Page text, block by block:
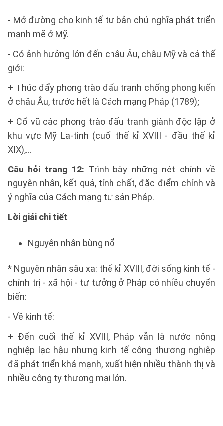
- Mở đường cho kinh tế tư bản chủ nghĩa phát triển
mạnh mẽ ở Mỹ.
- Có ảnh hưởng lớn đến châu Âu, châu Mỹ và cả thế
giới:
+ Thúc đẩy phong trào đấu tranh chống phong kiến
ở châu Âu, trước hết là Cách mạng Pháp (1789);
+ Cổ vũ các phong trào đấu tranh giành độc lập ở
khu vực Mỹ La-tinh (cuối thế kỉ XVIII - đầu thế kỉ
XIX),...
Câu hỏi trang 12: Trình bày những nét chính về
nguyên nhân, kết quả, tính chất, đặc điểm chính và
ý nghĩa của Cách mạng tư sản Pháp.
Lời giải chi tiết
Nguyên nhân bùng nổ
* Nguyên nhân sâu xa: thế kỉ XVIII, đời sống kinh tế -
chính trị - xã hội - tư tưởng ở Pháp có nhiều chuyển
biến:
- Về kinh tế:
+ Đến cuối thế kỉ XVIII, Pháp vẫn là nước nông
nghiệp lạc hậu nhưng kinh tế công thương nghiệp
đã phát triển khá mạnh, xuất hiện nhiều thành thị và
nhiều công ty thương mại lớn.